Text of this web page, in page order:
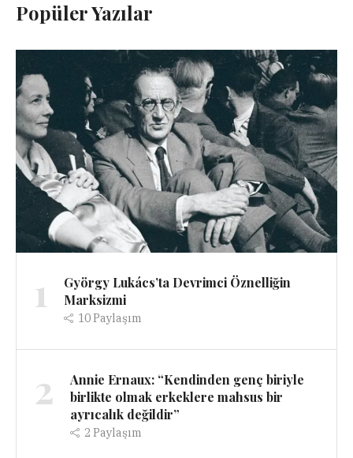
Popüler Yazılar
1
György Lukács’ta Devrimci Öznelliğin
Marksizmi
10Paylaşım
2
Annie Ernaux: “Kendinden genç biriyle
birlikte olmak erkeklere mahsus bir
ayrıcalık değildir”
2 Paylaşım